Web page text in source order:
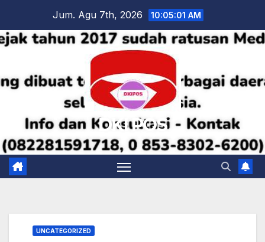
content
Jum. Agu 7th, 2026 10:05:02 AM
DKI POS
UNCATEGORIZED